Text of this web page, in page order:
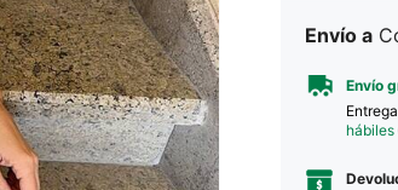
Envío a
Envío
hábiles